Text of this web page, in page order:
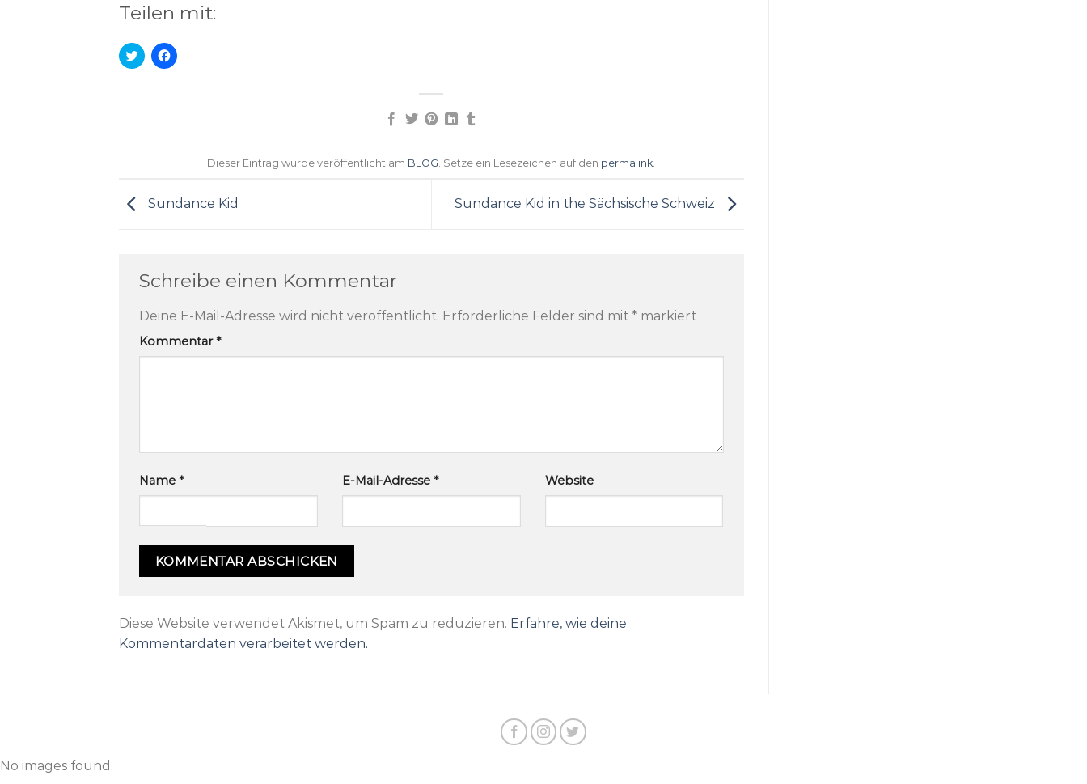
Teilen mit:
Klick,
um
Klick,
um
geöffnet)Dieser Eintrag wurde veröffentlicht am BLOG. Setze ein Lesezeichen auf den permalink.
Sundance Kid Sundance Kid in the Sächsische Schweiz
Schreibe einen Kommentar
Deine E-Mail-Adresse wird nicht veröffentlicht. Erforderliche Felder sind mit * markiert
Kommentar*
Name * E-Mail-Adresse * Website
Diese Website verwendet Akismet, um Spam zu reduzieren. Erfahre, wie deine
Kommentardaten verarbeitet werden.
No images found.